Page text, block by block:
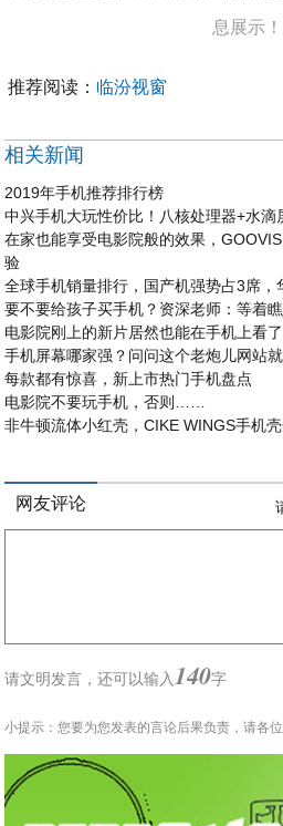
息展示！
推荐阅读： 临汾视窗
相关新闻
2019年手机推荐排行榜
中兴手机大玩性价比！八核处理器+水滴
在家也能享受电影院般的效果，
验
全球手机销量排行，国产机强势占3席，
要不要给孩子买手机？资深老师：等着
电影院刚上的新片居然也能在手机上看
手机屏幕哪家强？问问这个老炮儿网站
每款都有惊喜，新上市热门手机盘点
电影院不要玩手机，否则……
非牛顿流体小红壳，CIKE WINGS手机
网友评论
请文明发言，还可以输入 140字
小提示：您要为您发表的言论后果负责，请各